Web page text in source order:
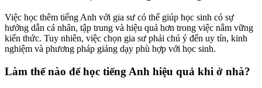
Việc học thêm tiếng Anh với gia sư có thể giúp học sinh có sự
hướng dẫn cá nhân, tập trung và hiệu quả hơn trong việc nắm vững
kiến thức. Tuy nhiên, việc chọn gia sư phải chú ý đến uy tín, kinh
nghiệm và phương pháp giảng dạy phù hợp với học sinh.
Làm thế nào để học tiếng Anh hiệu quả khi ở nhà?